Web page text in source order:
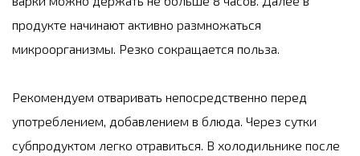
продукте начинают активно размножаться
микроорганизмы. Резко сокращается польза.
Рекомендуем отваривать непосредственно перед
употреблением, добавлением в блюда. Через сутки
субпродуктом легко отравиться. В холодильнике после